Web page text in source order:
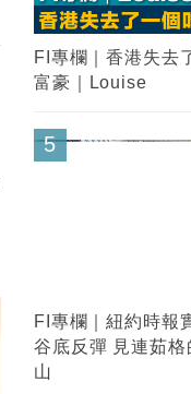
海南自貿港12.18
造國家「特殊關稅
3
金融業界巨頭你能
4